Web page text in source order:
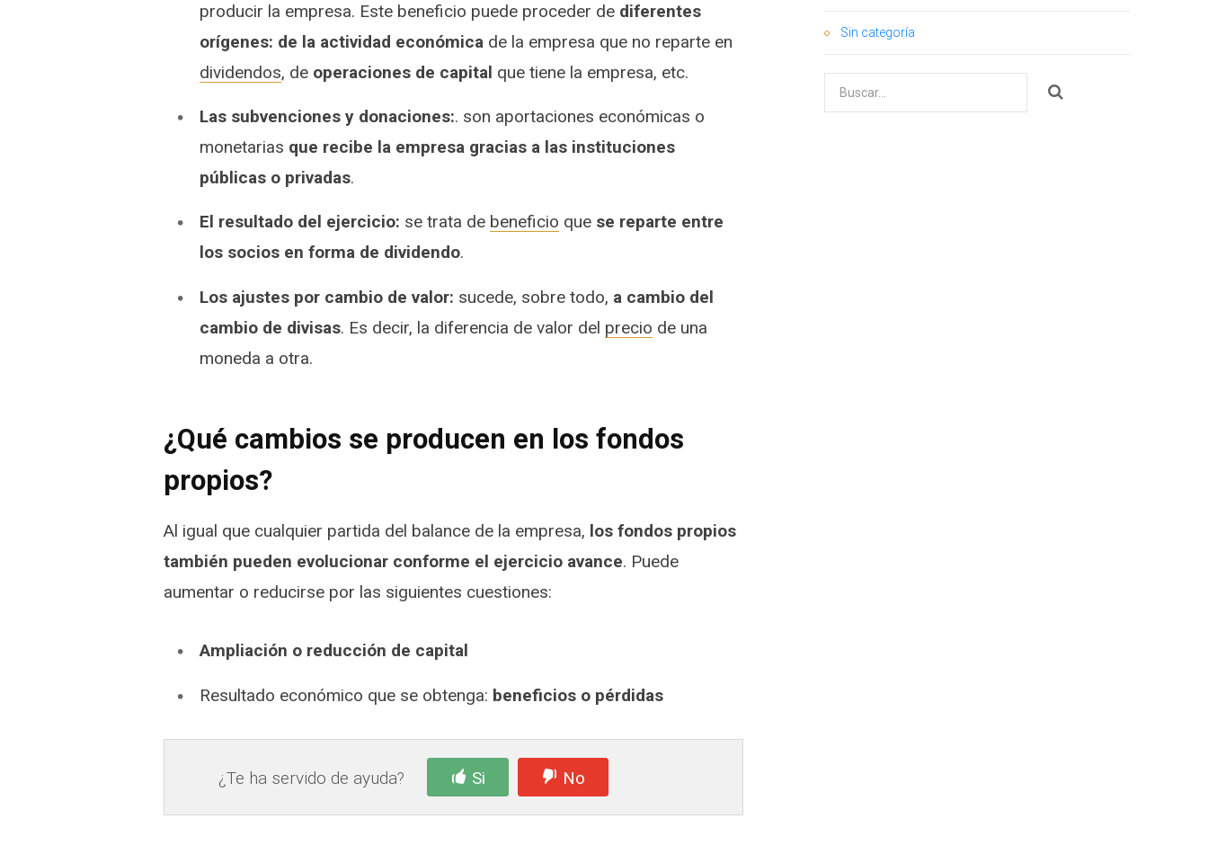
producir la empresa. Este beneficio puede proceder de diferentes
orígenes: de la actividad económicade la empresa que no reparte en
dividendos, de operaciones de capital que tiene la empresa, etc.
Las subvenciones y donaciones:. son aportaciones económicas o
monetarias que recibe la empresa gracias a las instituciones
públicas o privadas.
El resultado del ejercicio: se trata de beneficio que se reparte entre
los socios en forma de dividendo.
Los ajustes por cambio de valor: sucede, sobre todo, a cambio del
cambio de divisas. Es decir, la diferencia de valor del precio de una
moneda a otra.
¿Qué cambios se producen en los fondos
propios?
Al igual que cualquier partida del balance de la empresa, los fondos propios
también pueden evolucionar conforme el ejercicio avance. Puede
aumentar o reducirse por las siguientes cuestiones:
Ampliación o reducción de capital
Resultado económico que se obtenga: beneficios o pérdidas
¿Te ha servido de ayuda? Si No
Sin categoría
por: